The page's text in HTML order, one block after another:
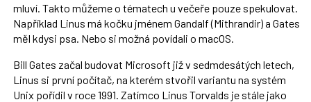
mluví. Takto můžeme o tématech u večeře pouze spekulovat.
Například Linus má kočku jménem Gandalf (Mithrandir) a Gates
měl kdysi psa. Nebo si možná povídali o macOS.
Bill Gates začal budovat Microsoft již v sedmdesátých letech,
Linus si první počítač, na kterém stvořil variantu na systém
Unix pořídil v roce 1991. Zatímco Linus Torvalds je stále jako